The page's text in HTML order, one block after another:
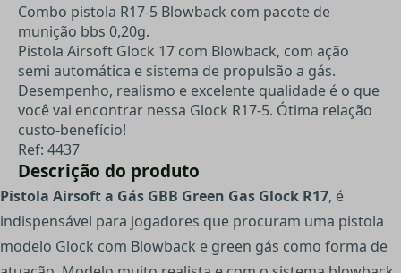
Combo pistola R17-5 Blowback com pacote de
munição bbs 0,20g.
Pistola Airsoft Glock 17 com Blowback, com ação
semi automática e sistema de propulsão a gás.
Desempenho, realismo e excelente qualidade é o que
você vai encontrar nessa Glock R17-5. Ótima relação
custo-benefício!
Ref: 4437
Descrição do produto
Pistola Airsoft a Gás GBB Green Gas Glock R17, é
indispensável para jogadores que procuram uma pistola
modelo Glock com Blowback e green gás como forma de